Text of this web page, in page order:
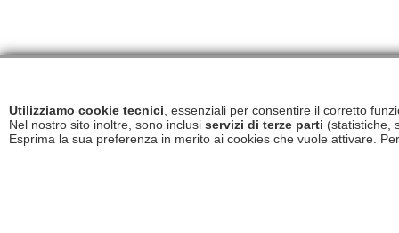
Utilizziamo cookie tecnici , essenziali per consentire il corretto
Nel nostro sito inoltre, sono inclusi servizi di terze parti (statistiche,
Esprima la sua preferenza in merito ai cookies che vuole attivare.